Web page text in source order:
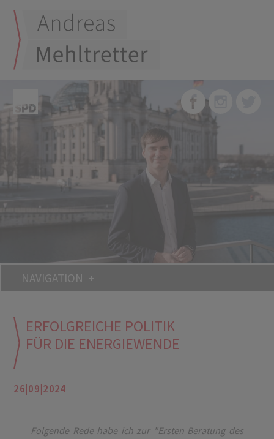
NAVIGATION
ERFOLGREICHE POLITIK
FÜR DIE ENERGIEWENDE
26|09|2024
Folgende Rede habe ich zur "Ersten Beratung des